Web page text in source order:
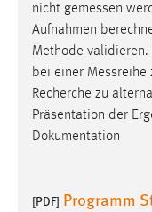
nicht gemessen
Aufnahmen
Methode
bei einer Messreihe
Recherche zu
Präsentation der
Dokumentation
[PDF] Programm